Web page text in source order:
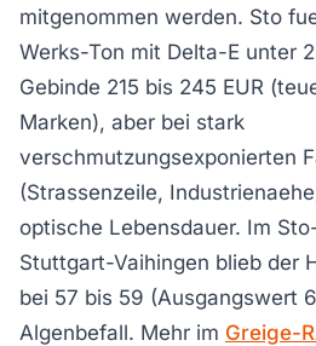
mitgenommen werden. Sto
Werks-Ton mit Delta-E unter
Gebinde 215 bis 245 EUR
Marken), aber bei stark
verschmutzungsexponierten
(Strassenzeile,
optische Lebensdauer. Im
Stuttgart-Vaihingen blieb der
bei 57 bis 59 (Ausgangswert
Algenbefall. Mehr im Greige-